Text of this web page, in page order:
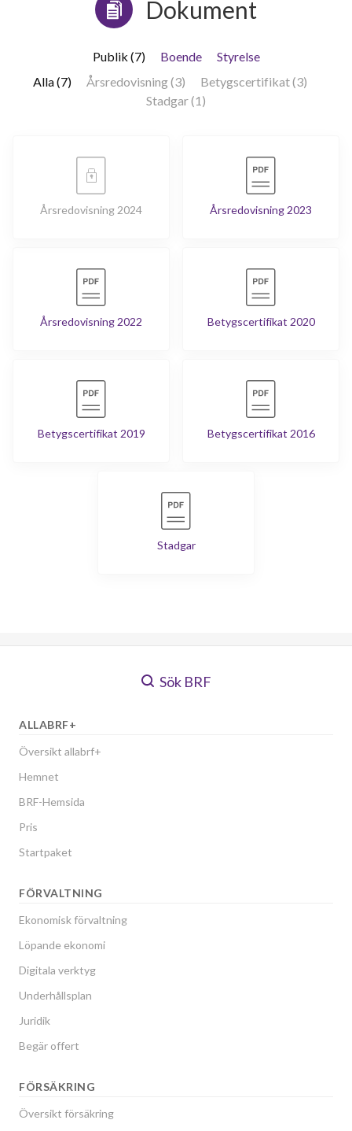
Dokument
Publik (7) Boende
Styrelse
Alla (7)
Årsredovisning (3)
Betygscertifikat (3)
Stadgar (1)
Årsredovisning 2024 Årsredovisning 2023
Årsredovisning 2022 Betygscertifikat 2020
Betygscertifikat 2019 Betygscertifikat 2016
Stadgar
Sök BRF
ALLABRF+
Översikt allabrf+
Hemnet
BRF-Hemsida
Pris
Startpaket
FÖRVALTNING
Ekonomisk förvaltning
Löpande ekonomi
Digitala verktyg
Underhållsplan
Juridik
Begär offert
FÖRSÄKRING
Översikt försäkring